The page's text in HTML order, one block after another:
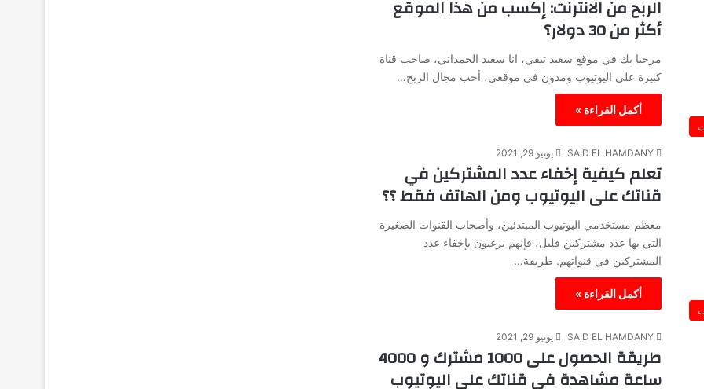
الربح من الانترنت: إكسب من هذا الموقع
أكثر من 30 دولار؟
مرحبا بك في موقع سعيد تيفي، انا سعيد الحمداني، صاحب قناة
كبيرة على اليوتيوب ومدون في موقعي، أحب مجال الربح…
أكمل القراءة »
SAID EL HAMDANY يونيو 29, 2021
تعلم كيفية إخفاء عدد المشتركين في
قناتك على اليوتيوب ومن الهاتف فقط ؟؟
معظم مستخدمي اليوتيوب المبتدئين، وأصحاب القنوات الصغيرة
التي بها عدد مشتركين قليل، فإنهم يرغبون بإخفاء عدد
المشتركين في قنواتهم. طريقة…
أكمل القراءة »
SAID EL HAMDANY يونيو 29, 2021
طريقة الحصول على 1000 مشترك و 4000
ساعة مشاهدة في قناتك على اليوتيوب